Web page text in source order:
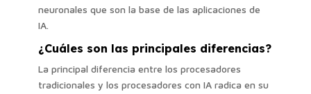
neuronales que son la base de las aplicaciones de
IA.
¿Cuáles son las principales diferencias?
La principal diferencia entre los procesadores
tradicionales y los procesadores con IA radica en su